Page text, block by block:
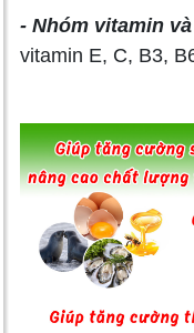
- Nhóm vitamin
vitamin E, C, B3,